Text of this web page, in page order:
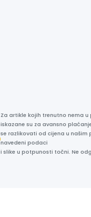
Za artikle kojih trenutno nema
iskazane su za avansno
se razlikovati od cijena u
navedeni podaci
i slike u potpunosti točni. Ne